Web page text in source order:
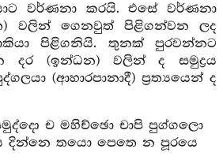
වර්ණනා කරයි. එසේ වර්ණනා
වලින් ගෙනවුත් පිළිගන්වන ලද
පිළිගනියි. තුනක් පුරවන්නට
(ඉන්ධන) වලින් ද සමුද්‍රය
(ආහාරපානාදී) ප්‍රත්‍යයෙන් ද
ච මහිච්ඡො චාපි පුග්ගලො
දින්නෙ තයො පෙතෙ න පූරයෙ